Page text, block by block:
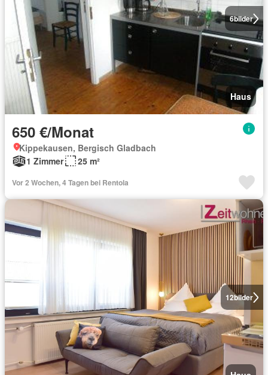
6bilder
Haus
650 €/Monat
Kippekausen, Bergisch Gladbach
1 Zimmer
25 m²
Vor 2 Wochen, 4 Tagen bei Rentola
12bilder